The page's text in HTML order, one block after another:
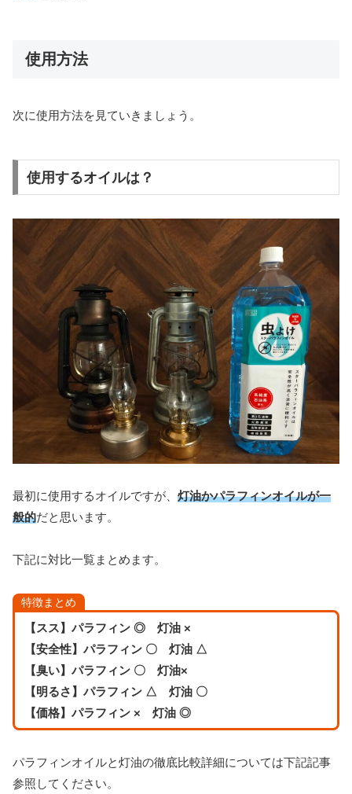
使用方法
次に使用方法を見ていきましょう。
使用するオイルは？
最初に使用するオイルですが、 灯油かパラフィンオイルが一
般的だと思います。
下記に対比一覧まとめます。
特徴まとめ
【スス】パラフィン ◎ 灯油 ×
【安全性】パラフィン 〇 灯油 △
【臭い】パラフィン 〇 灯油×
【明るさ】パラフィン △ 灯油 〇
【価格】パラフィン × 灯油 ◎
パラフィンオイルと灯油の徹底比較詳細については下記記事
参照してください。